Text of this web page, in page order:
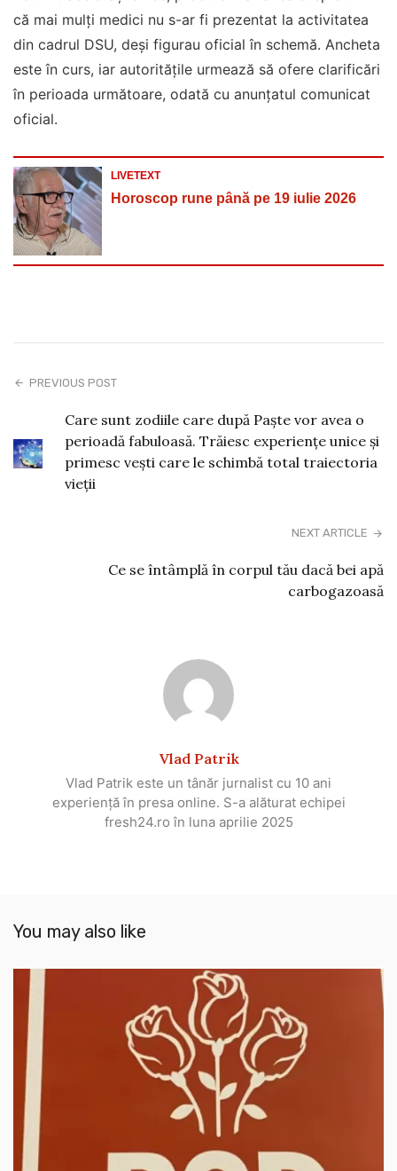
că mai mulți medici nu s-ar fi prezentat la activitatea
din cadrul DSU, deși figurau oficial în schemă. Ancheta
este în curs, iar autoritățile urmează să ofere clarificări
în perioada următoare, odată cu anunțatul comunicat
oficial.
LIVETEXT
Horoscop rune până pe 19 iulie 2026
PREVIOUS POST
Care sunt zodiile care după Paște vor avea o
perioadă fabuloasă. Trăiesc experiențe unice și
primesc vești care le schimbă total traiectoria
vieții
NEXT ARTICLE
Ce se întâmplă în corpul tău dacă bei apă
carbogazoasă
Vlad Patrik
Vlad Patrik este un tânăr jurnalist cu 10 ani
experiență în presa online. S-a alăturat echipei
fresh24.ro în luna aprilie 2025
You may also like